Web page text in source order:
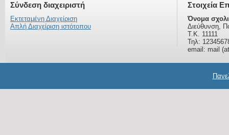
Σύνδεση διαχειριστή
Εκτεταμένη Διαχείριση
Απλή Διαχείριση ιστότοπου
Στοιχεία
Όνομα
Διεύθυνση,
Τ.Κ. 11111
Τηλ:
email: mail